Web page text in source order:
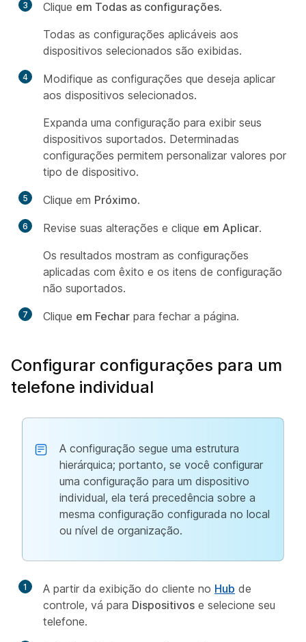
3 Clique em Todas as configurações.
Todas as configurações aplicáveis aos
dispositivos selecionados são exibidas.
4
Modifique as configurações que deseja aplicar
aos dispositivos selecionados.
Expanda uma configuração para exibir seus
dispositivos suportados. Determinadas
configurações permitem personalizar valores por
tipo de dispositivo.
5 Clique em Próximo.
6 Revise suas alterações e clique em Aplicar.
Os resultados mostram as configurações
aplicadas com êxito e os itens de configuração
não suportados.
7 Clique em Fechar para fechar a página.
Configurar configurações para um
telefone individual
A configuração segue uma estrutura
hierárquica; portanto, se você configurar
uma configuração para um dispositivo
individual, ela terá precedência sobre a
mesma configuração configurada no local
ou nível de organização.
1 A partir da exibição do cliente no Hub de
controle, vá para Dispositivos e selecione seu
telefone.